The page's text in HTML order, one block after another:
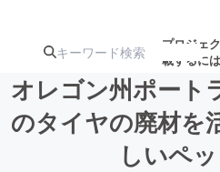
プロジェ
載するには
注目のリ
注目の新着プロ
オレゴン州ポー
のタイヤの廃材を
しいペ